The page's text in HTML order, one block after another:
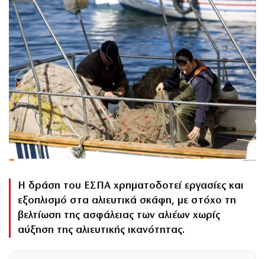
Η δράση του ΕΣΠΑ χρηματοδοτεί εργασίες και
εξοπλισμό στα αλιευτικά σκάφη, με στόχο τη
βελτίωση της ασφάλειας των αλιέων χωρίς
αύξηση της αλιευτικής ικανότητας.